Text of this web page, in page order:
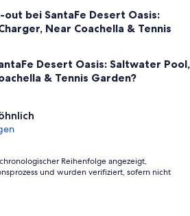
bei SantaFe Desert Oasis:
Near Coachella & Tennis
Desert Oasis: Saltwater Pool,
& Tennis Garden?
Reihenfolge angezeigt,
und wurden verifiziert, sofern nicht